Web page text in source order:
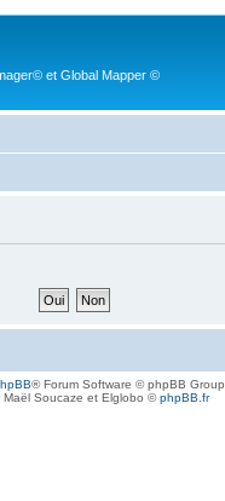
et Global Mapper ©
® Forum Software © phpBB Group
Maël Soucaze et Elglobo ©phpBB.fr